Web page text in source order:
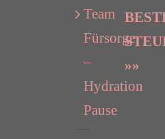
Team
Fürsorge
–
Hydration
Pause
»»